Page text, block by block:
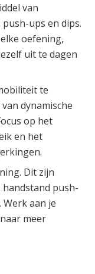
van
ups en dips.
oefening,
uit te dagen
te
dynamische
op het
en het
Dit zijn
push-
aan je
meer